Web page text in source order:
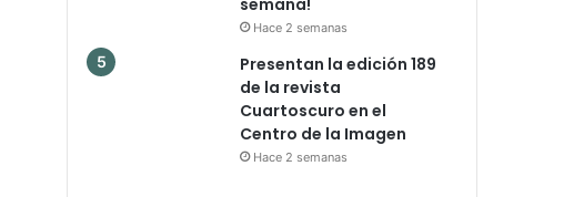
semana!
Hace 2 semanas
Presentan la edición 189
de la revista
Cuartoscuro en el
Centro de la Imagen
Hace 2 semanas